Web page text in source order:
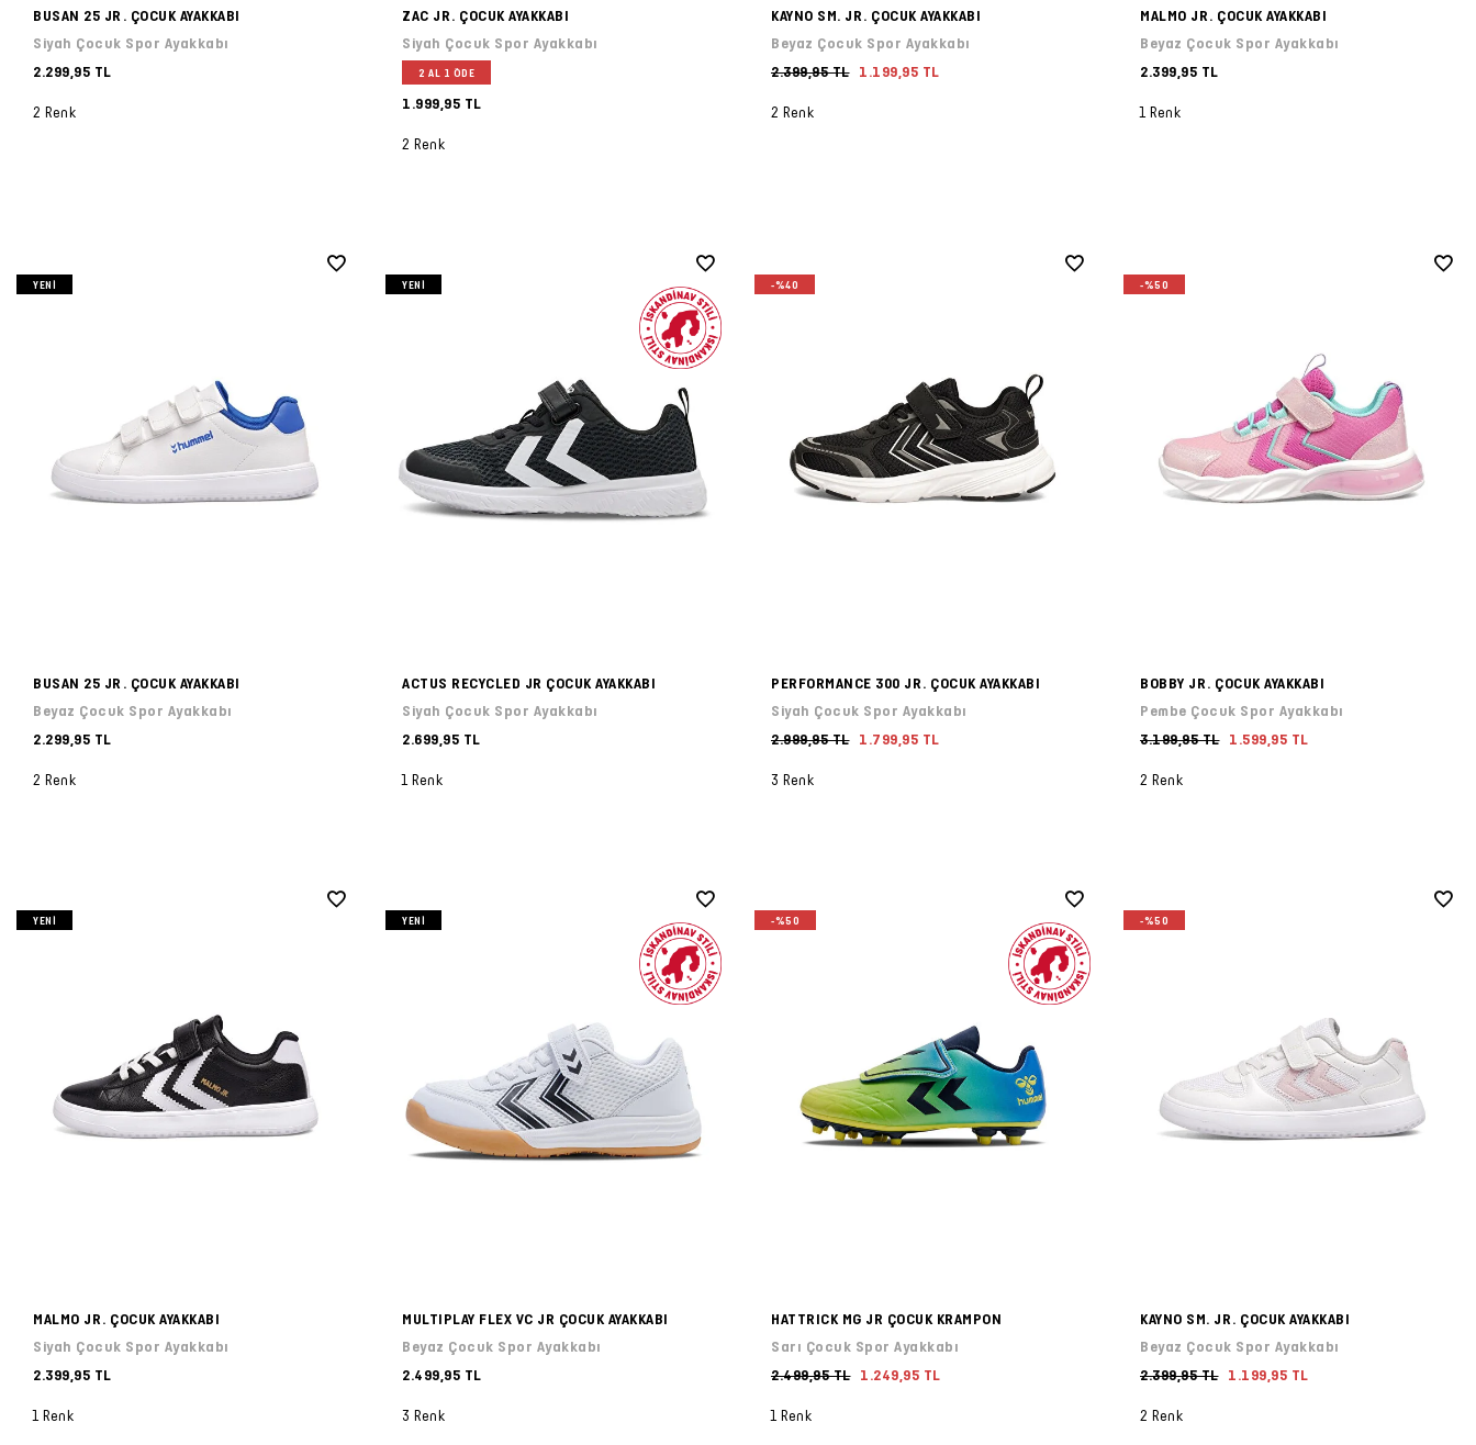
BUSAN 25 JR. ÇOCUK AYAKKABI
Siyah Çocuk Spor Ayakkabı
2.299,95 TL
2 Renk
ZAC JR. ÇOCUK AYAKKABI
Siyah Çocuk Spor Ayakkabı
2 AL 1 ÖDE
1.999,95 TL
2 Renk
KAYNO SM. JR. ÇOCUK AYAKKABI
Beyaz Çocuk Spor Ayakkabı
2.399,95 TL
1.199,95 TL
2 Renk
MALMO JR. ÇOCUK AYAKKABI
Beyaz Çocuk Spor Ayakkabı
2.399,95 TL
1 Renk
YENI
BUSAN 25 JR. ÇOCUK AYAKKABI
Beyaz Çocuk Spor Ayakkabı
2.299,95 TL
2 Renk
YENI
ACTUS RECYCLED JR ÇOCUK AYAKKABI
Siyah Çocuk Spor Ayakkabı
2.699,95 TL
1 Renk
-%40
PERFORMANCE 300 JR. ÇOCUK AYAKKABI
Siyah Çocuk Spor Ayakkabı
2.999,95 TL
1.799,95 TL
3 Renk
-%50
BOBBY JR. ÇOCUK AYAKKABI
Pembe Çocuk Spor Ayakkabı
3.199,95 TL
1.599,95 TL
2 Renk
YENI
MALMO JR. ÇOCUK AYAKKABI
Siyah Çocuk Spor Ayakkabı
2.399,95 TL
1 Renk
YENI
MULTIPLAY FLEX VC JR ÇOCUK AYAKKABI
Beyaz Çocuk Spor Ayakkabı
2.499,95 TL
3 Renk
-%50
HATTRICK MG JR ÇOCUK KRAMPON
Sarı Çocuk Spor Ayakkabı
2.499,95 TL
1.249,95 TL
1 Renk
-%50
KAYNO SM. JR. ÇOCUK AYAKKABI
Beyaz Çocuk Spor Ayakkabı
2.399,95 TL
1.199,95 TL
2 Renk